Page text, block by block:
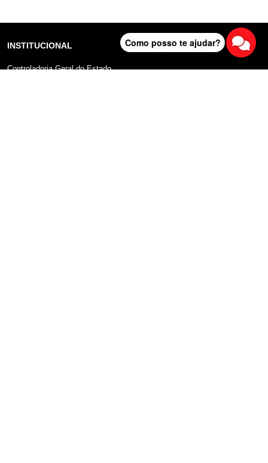
INSTITUCIONAL
Controladoria Geral do Estado
Como posso te ajudar?